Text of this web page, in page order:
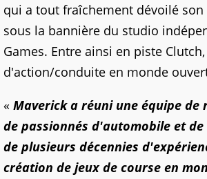
qui a tout fraîchement dévoilé son
sous la bannière du studio
Games. Entre ainsi en piste
d'action/conduite en monde
« Maverick a réuni une équipe de
de passionnés d'automobile et
de plusieurs décennies
création de jeux de course en